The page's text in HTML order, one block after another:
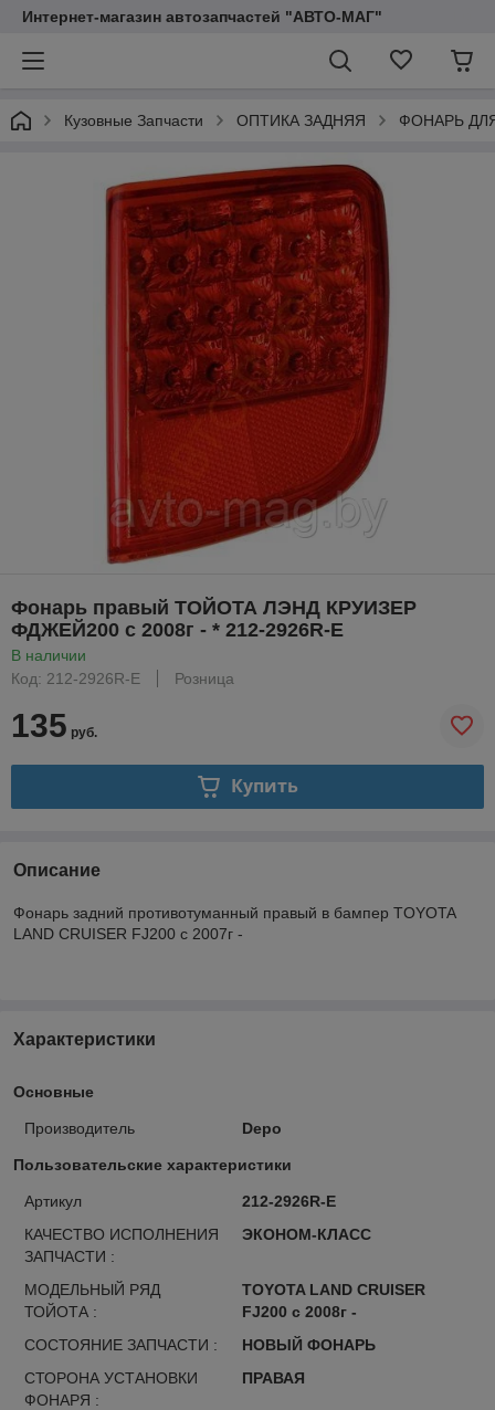
Интернет-магазин автозапчастей "АВТО-МАГ"
Кузовные Запчасти ОПТИКА ЗАДНЯЯ ФОНАРЬ
Фонарь правый ТОЙОТА ЛЭНД КРУИЗЕР
ФДЖЕЙ200 с 2008г - * 212-2926R-E
В наличии
Код: 212-2926R-E
Розница
135 руб.
Купить
Описание
Фонарь задний противотуманный правый в бампер TOYOTA
LAND CRUISER FJ200 с 2007г -
Характеристики
Основные
Производитель Depo
Пользовательские характеристики
Артикул
212-2926R-E
КАЧЕСТВО ИСПОЛНЕНИЯ
ЗАПЧАСТИ :
ЭКОНОМ-КЛАСС
МОДЕЛЬНЫЙ РЯД
ТОЙОТА :
TOYOTA LAND CRUISER
FJ200 с 2008г -
СОСТОЯНИЕ ЗАПЧАСТИ :
НОВЫЙ ФОНАРЬ
СТОРОНА УСТАНОВКИ
ФОНАРЯ :
ПРАВАЯ